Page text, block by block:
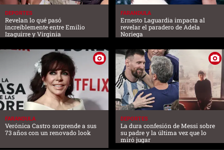
DEPORTES
Revelan lo qué pasó
increíblemente entre Emilio
Izaguirre y Virginia
FARANDULA
Ernesto Laguardia impacta al
revelar el paradero de Adela
Noriega
FARANDULA
Verónica Castro sorprende a sus
73 años con un renovado look
DEPORTES
La dura confesión de Messi sobre
su padre y la última vez que lo
miró jugar